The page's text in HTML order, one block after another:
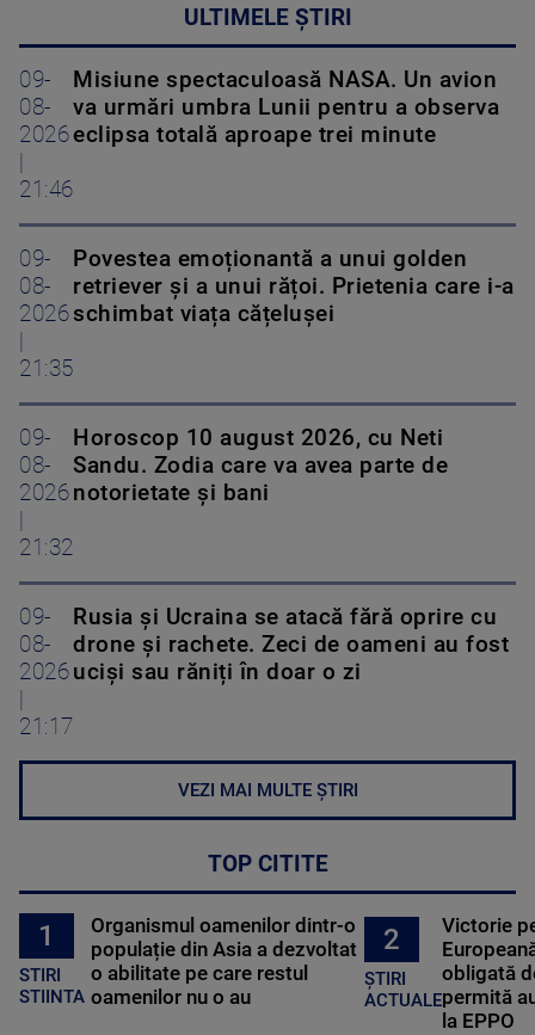
ULTIMELE ȘTIRI
09-
08-
2026
21:46
Misiune spectaculoasă NASA. Un avion
va urmări umbra Lunii pentru a observa
eclipsa totală aproape trei minute
09-
08-
2026
21:35
Povestea emoționantă a unui golden
retriever și a unui rățoi. Prietenia care i-a
schimbat viața cățelușei
09-
08-
2026
21:32
Horoscop 10 august 2026, cu Neti
Sandu. Zodia care va avea parte de
notorietate și bani
09-
08-
2026
21:17
Rusia și Ucraina se atacă fără oprire cu
drone și rachete. Zeci de oameni au fost
uciși sau răniți în doar o zi
VEZI MAI MULTE ȘTIRI
TOP CITITE
1
STIRI
STIINTA
Organismul oamenilor dintr-o
populație din Asia a dezvoltat
o abilitate pe care restul
oamenilor nu o au
2
ȘTIRI
ACTUALE
Victorie
obligată
permită
la EPPO